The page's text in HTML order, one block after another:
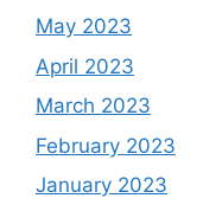
May 2023
April 2023
March 2023
February 2023
January 2023